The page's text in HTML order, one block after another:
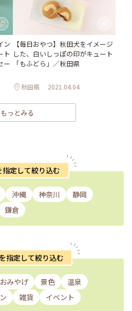
ン
ト
ー
【毎日おやつ】秋田犬をイメージ
した、白いしっぽの印がキュート
「もふどら」／秋田県
秋田県 2021.04.04
もっとみる
指定して絞り込む
沖縄 神奈川
静岡
鎌倉
指定して絞り込む
おみやげ 景色
温泉
雑貨 イベント